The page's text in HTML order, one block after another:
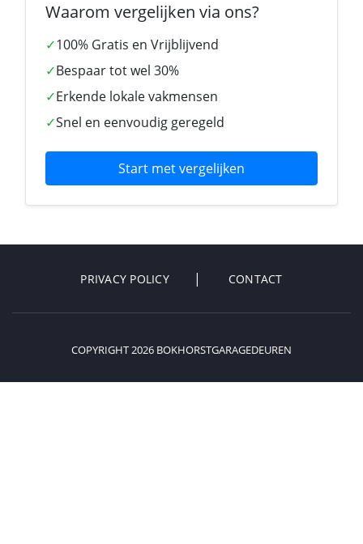
Waarom vergelijken via ons?
✓100% Gratis en Vrijblijvend
✓Bespaar tot wel 30%
✓Erkende lokale vakmensen
✓Snel en eenvoudig geregeld
Start met vergelijken
PRIVACY POLICY CONTACT
COPYRIGHT 2026 BOKHORSTGARAGEDEUREN